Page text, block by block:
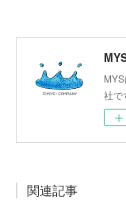
社で
関連記事